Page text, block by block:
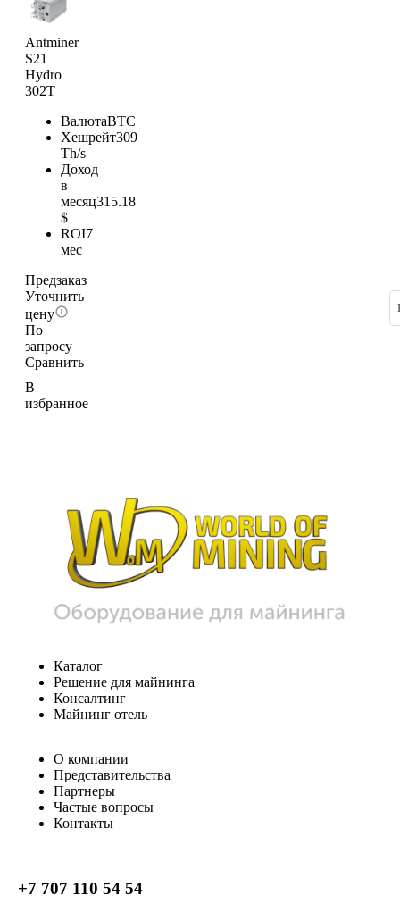
Antminer
S21
Hydro
302T
ВалютаBTC
Хешрейт309
Th/s
Доход
в
месяц315.18
$
ROI7
мес
Предзаказ
Уточнить
цену
По
запросу
Сравнить
В
избранное
Каталог
Решение для майнинга
Консалтинг
Майнинг отель
О компании
Представительства
Партнеры
Частые вопросы
Контакты
+7 707 110 54 54